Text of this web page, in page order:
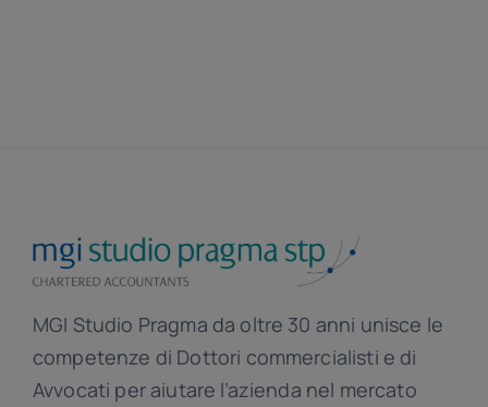
MGI Studio Pragma da oltre 30 anni unisce le
competenze di Dottori commercialisti e di
Avvocati per aiutare l’azienda nel mercato